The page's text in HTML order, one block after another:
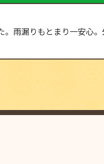
雨漏りもとまり一安心